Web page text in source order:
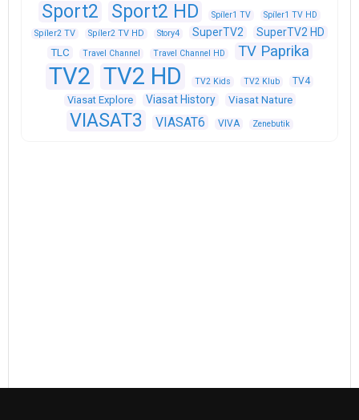
Sport2 Sport2 HD Spíler1 TV
Spíler1 TV HD
Spíler2 TV
Spíler2 TV HD Story4 SuperTV2 SuperTV2 HD
TLC Travel Channel Travel Channel HD TV Paprika
TV2 TV2 HD TV2 Kids TV2 Klub TV4
Viasat Explore Viasat History Viasat Nature
VIASAT3 VIASAT6 VIVA Zenebutik